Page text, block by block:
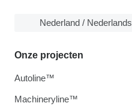
Nederland / Nederlands
Onze projecten
Autoline™
Machineryline™